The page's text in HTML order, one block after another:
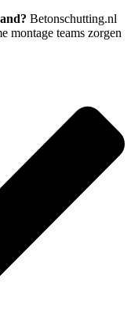
Betonschutting.nl
montage teams zorgen